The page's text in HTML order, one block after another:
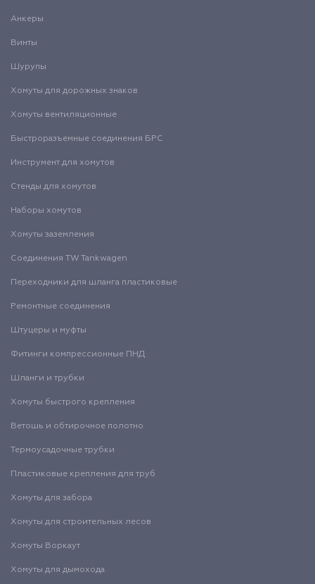
Анкеры
Винты
Шурупы
Хомуты для дорожных знаков
Хомуты вентиляционные
Быстроразъемные соединения БРС
Инструмент для хомутов
Стенды для хомутов
Наборы хомутов
Хомуты заземления
Соединения TW Tankwagen
Переходники для шланга пластиковые
Ремонтные соединения
Штуцеры и муфты
Фитинги компрессионные ПНД
Шланги и трубки
Хомуты быстрого крепления
Ветошь и обтирочное полотно
Термоусадочные трубки
Пластиковые крепления для труб
Хомуты для забора
Хомуты для строительных лесов
Хомуты Воркаут
Хомуты для дымохода